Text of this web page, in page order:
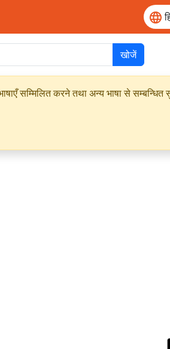
खोजें
सम्मिलित करने तथा अन्य भाषा से सम्बन्धित